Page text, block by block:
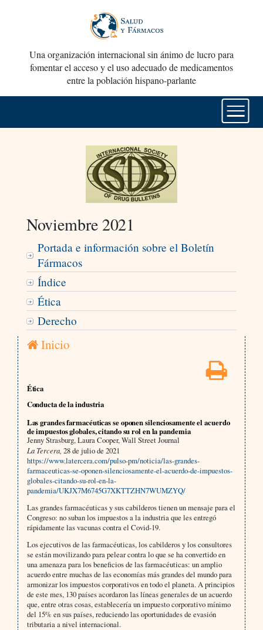
Una organización internacional sin ánimo de lucro para
fomentar el acceso y el uso adecuado de medicamentos
entre la población hispano-parlante
Noviembre 2021
Portada e información sobre el Boletín
Fármacos
Índice
Ética
Derecho
Inicio
Ética
Conducta de la industria
Las grandes farmacéuticas se oponen silenciosamente el acuerdo
de impuestos globales, citando su rol en la pandemia
Jenny Strasburg, Laura Cooper, Wall Street Journal
La Tercera, 28 de julio de 2021
https://www.latercera.com/pulso-pm/noticia/las-grandes-
farmaceuticas-se-oponen-silenciosamente-el-acuerdo-de-impuestos-
globales-citando-su-rol-en-la-
pandemia/UKJX7M6745G7XKTTZHN7WUMZYQ/
Las grandes farmacéuticas y sus cabilderos tienen un mensaje para el
Congreso: no suban los impuestos a la industria que les entregó
rápidamente las vacunas contra el Covid-19.
Los ejecutivos de las farmacéuticas, los cabilderos y los consultores
se están movilizando para pelear contra lo que se ha convertido en
una amenaza para los beneficios de las farmacéuticas: un amplio
acuerdo entre muchas de las economías más grandes del mundo para
armonizar los impuestos corporativos en todo el planeta. A principios
de este mes, 130 países acordaron las líneas generales de un acuerdo
que, entre otras cosas, establecería un impuesto corporativo mínimo
del 15% en sus países, reduciendo las oportunidades de evasión
tributaria a nivel internacional.